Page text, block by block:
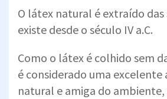
O látex natural é extraído das
existe desde o século IV a.C.
Como o látex é colhido sem
é considerado uma
natural e amiga do ambiente,